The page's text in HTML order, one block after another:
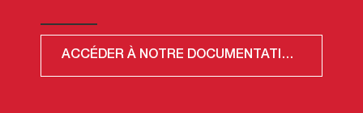
ACCÉDER À NOTRE DOCUMENTATION